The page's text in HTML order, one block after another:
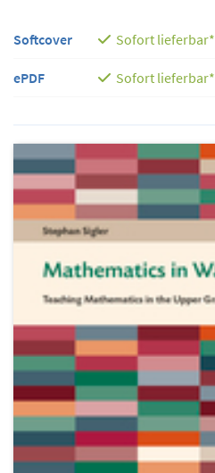
Softcover Sofort lieferbar*
ePDF Sofort lieferbar*